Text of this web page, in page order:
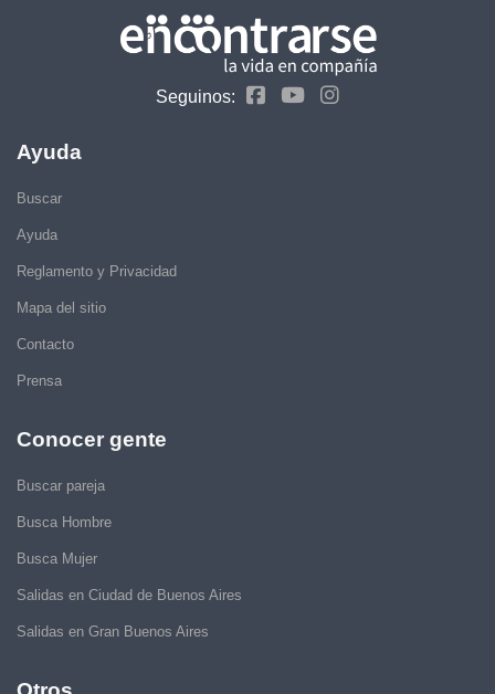
Seguinos:
Ayuda
Buscar
Ayuda
Reglamento y Privacidad
Mapa del sitio
Contacto
Prensa
Conocer gente
Buscar pareja
Busca Hombre
Busca Mujer
Salidas en Ciudad de Buenos Aires
Salidas en Gran Buenos Aires